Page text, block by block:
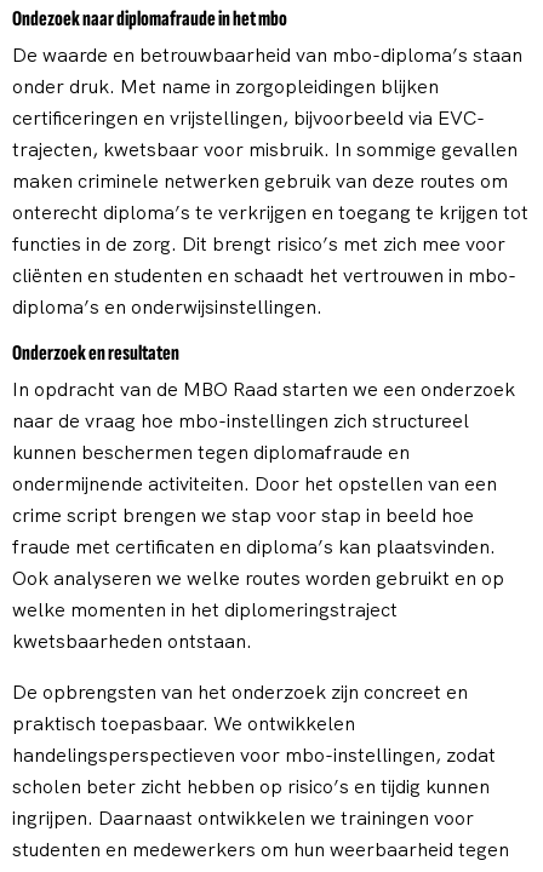
Ondezoek naar diplomafraude in het mbo
De waarde en betrouwbaarheid van mbo-diploma’s staan
onder druk. Met name in zorgopleidingen blijken
certificeringen en vrijstellingen, bijvoorbeeld via EVC-
trajecten, kwetsbaar voor misbruik. In sommige gevallen
maken criminele netwerken gebruik van deze routes om
onterecht diploma’s te verkrijgen en toegang te krijgen tot
functies in de zorg. Dit brengt risico’s met zich mee voor
cliënten en studenten en schaadt het vertrouwen in mbo-
diploma’s en onderwijsinstellingen.
Onderzoek en resultaten
In opdracht van de MBO Raad starten we een onderzoek
naar de vraag hoe mbo-instellingen zich structureel
kunnen beschermen tegen diplomafraude en
ondermijnende activiteiten. Door het opstellen van een
crime script brengen we stap voor stap in beeld hoe
fraude met certificaten en diploma’s kan plaatsvinden.
Ook analyseren we welke routes worden gebruikt en op
welke momenten in het diplomeringstraject
kwetsbaarheden ontstaan.
De opbrengsten van het onderzoek zijn concreet en
praktisch toepasbaar. We ontwikkelen
handelingsperspectieven voor mbo-instellingen, zodat
scholen beter zicht hebben op risico’s en tijdig kunnen
ingrijpen. Daarnaast ontwikkelen we trainingen voor
studenten en medewerkers om hun weerbaarheid tegen